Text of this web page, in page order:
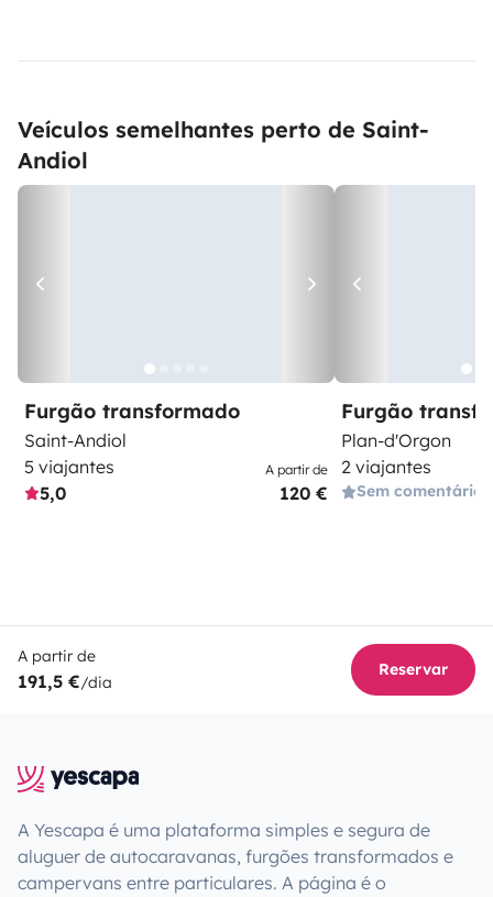
Veículos semelhantes perto de Saint-
Andiol
Furgão transformado
Saint-Andiol
5 viajantes
5,0
A partir de
120 €
Furgão
Plan-d'Orgon
2 viajantes
Sem comentários
A partir de
191,5 €/dia
Reservar
A Yescapa é uma plataforma simples e segura de
aluguer de autocaravanas, furgões transformados e
campervans entre particulares. A página é o